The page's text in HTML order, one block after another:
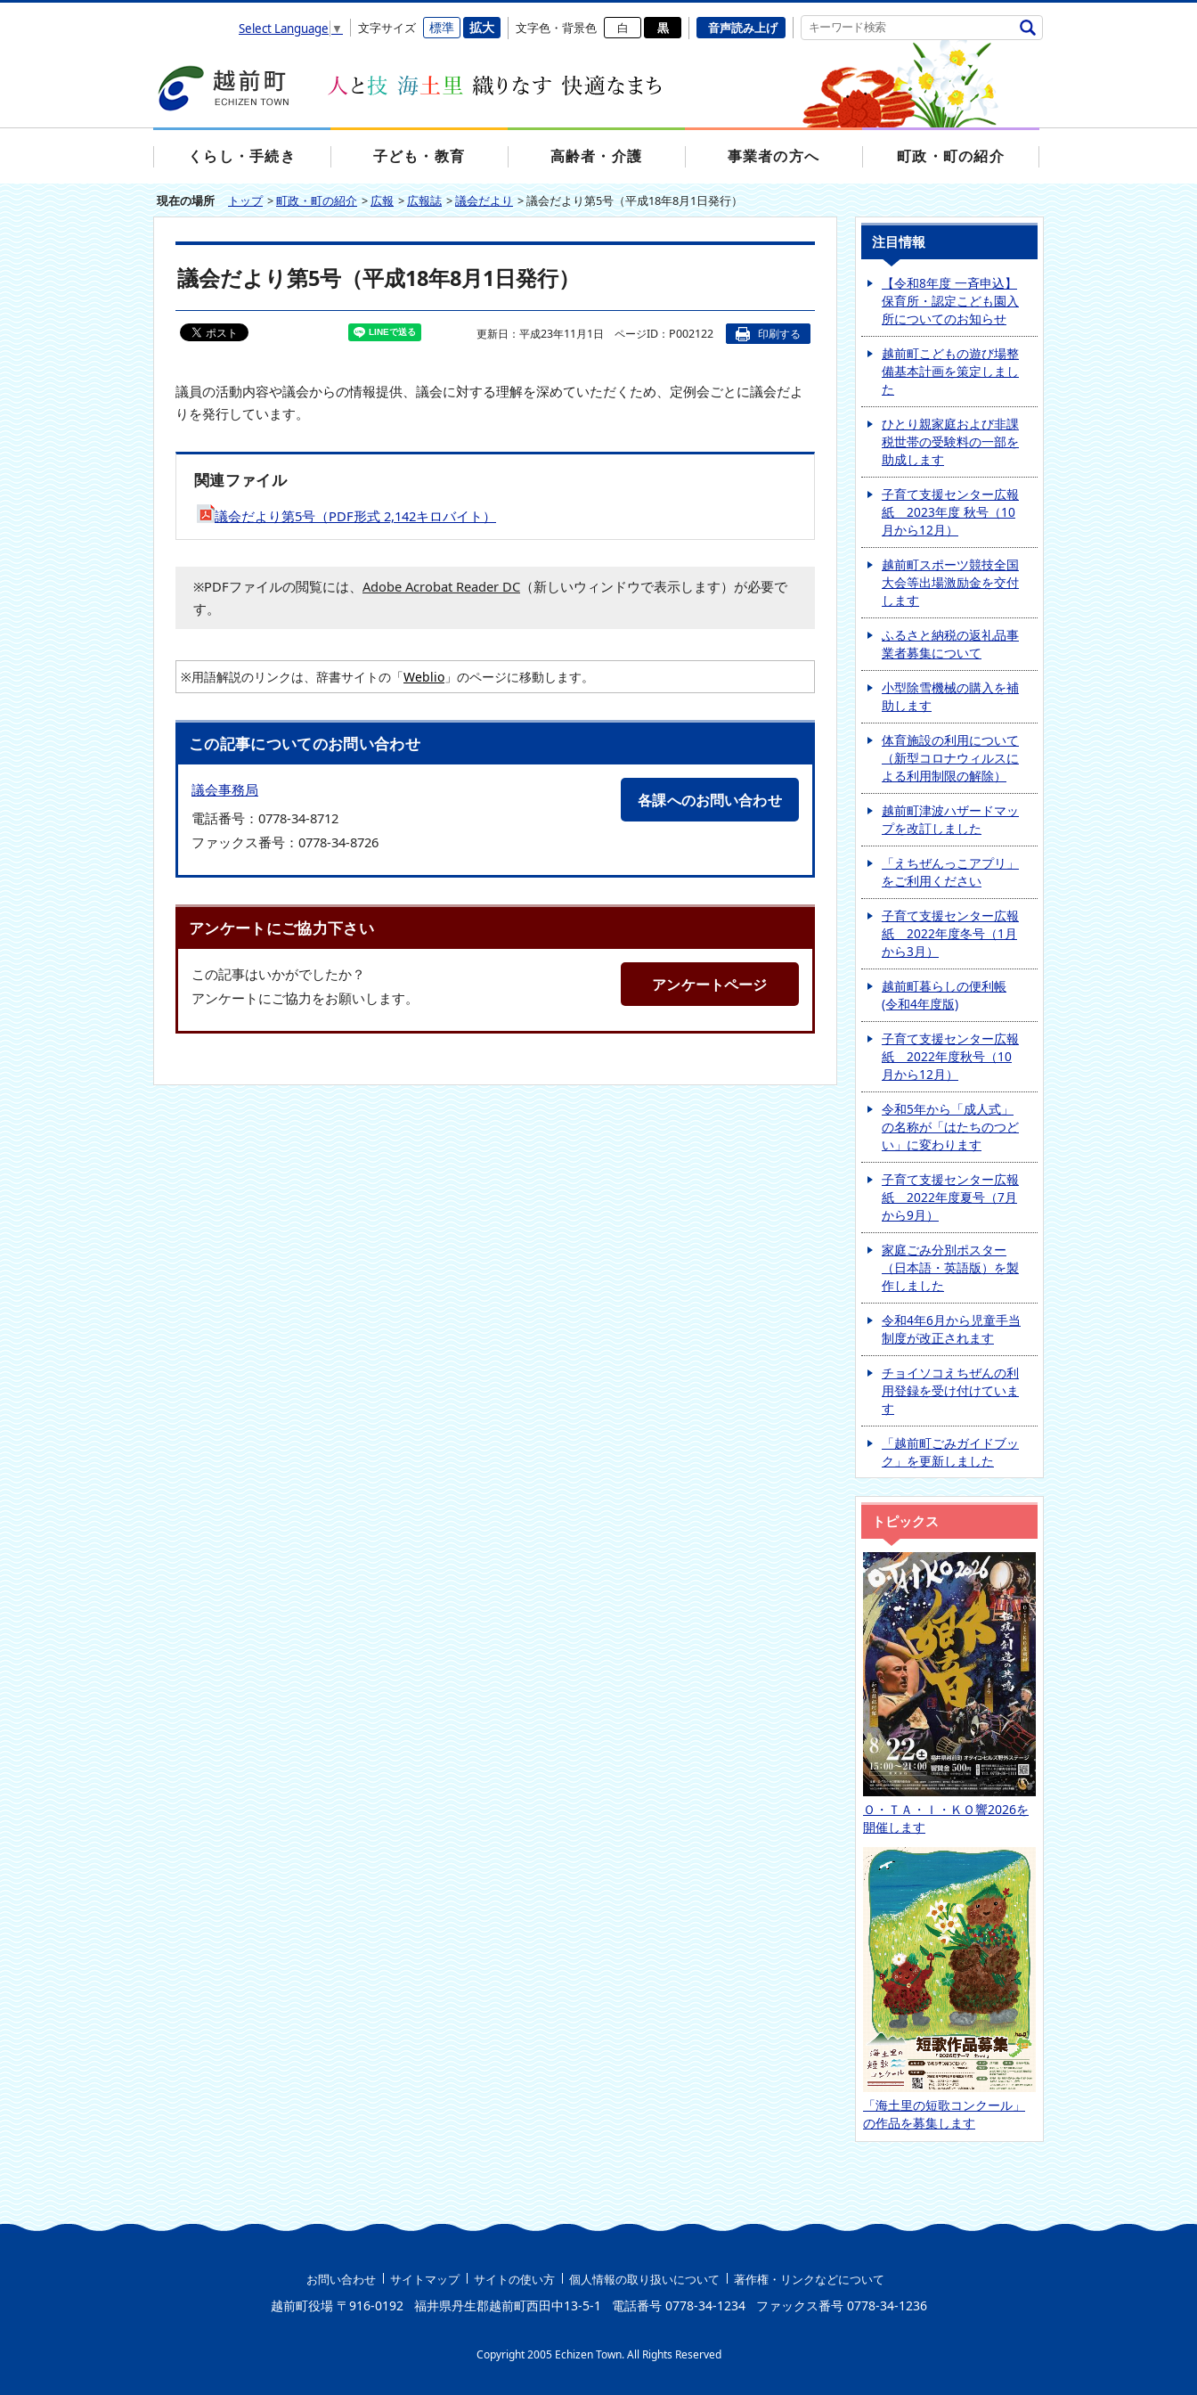
ー
キ
ー
で
、
ナ
ビ
ゲ
ー
Select Language ▼ 文字サイズ 標準 拡大 文字色・背景色 白 黒 音声読み上げ
くらし・手続き 子ども・教育 高齢者・介護 事業者の方へ 町政・町の紹介
現在の場所 トップ>町政・町の紹介>広報>広報誌>議会だより>議会だより第5号（平成18年8月1日発行）
議会だより第5号（平成18年8月1日発行）
更新日：平成23年11月1日 ページID：P002122 印刷する
議員の活動内容や議会からの情報提供、議会に対する理解を深めていただくため、定例会ごとに議会だよ
りを発行しています。
関連ファイル
議会だより第5号（PDF形式 2,142キロバイト）
※PDFファイルの閲覧には、 Adobe Acrobat Reader DC （新しいウィンドウで表示します）が必要で
す。
※用語解説のリンクは、辞書サイトの「Weblio 」のページに移動します。
この記事についてのお問い合わせ
議会事務局
電話番号： 0778-34-8712
ファックス番号： 0778-34-8726
各課へのお問い合わせ
アンケートにご協力下さい
この記事はいかがでしたか？
アンケートにご協力をお願いします。
アンケートページ
注目情報
【令和8年度 一斉申込】
保育所・認定こども園入
所についてのお知らせ
越前町こどもの遊び場整
備基本計画を策定しまし
た
ひとり親家庭および非課
税世帯の受験料の一部を
助成します
子育て支援センター広報
紙 2023年度 秋号（10
月から12月）
越前町スポーツ競技全国
大会等出場激励金を交付
します
ふるさと納税の返礼品事
業者募集について
小型除雪機械の購入を補
助します
体育施設の利用について
（新型コロナウィルスに
よる利用制限の解除）
越前町津波ハザードマッ
プを改訂しました
「えちぜんっこアプリ」
をご利用ください
子育て支援センター広報
紙 2022年度冬号（1月
から3月）
越前町暮らしの便利帳
(令和4年度版)
子育て支援センター広報
紙 2022年度秋号（10
月から12月）
令和5年から「成人式」
の名称が「はたちのつど
い」に変わります
子育て支援センター広報
紙 2022年度夏号（7月
から9月）
家庭ごみ分別ポスター
（日本語・英語版）を製
作しました
令和4年6月から児童手当
制度が改正されます
チョイソコえちぜんの利
用登録を受け付けていま
す
「越前町ごみガイドブッ
ク」を更新しました
トピックス
Ｏ・ＴＡ・Ｉ・ＫＯ響2026を
開催します
「海土里の短歌コンクール」
の作品を募集します
お問い合わせ サイトマップ サイトの使い方 個人情報の取り扱いについて 著作権・リンクなどについて
越前町役場 〒916-0192 福井県丹生郡越前町西田中13-5-1 電話番号 0778-34-1234 ファックス番号 0778-34-1236
Copyright 2005 Echizen Town. All Rights Reserved